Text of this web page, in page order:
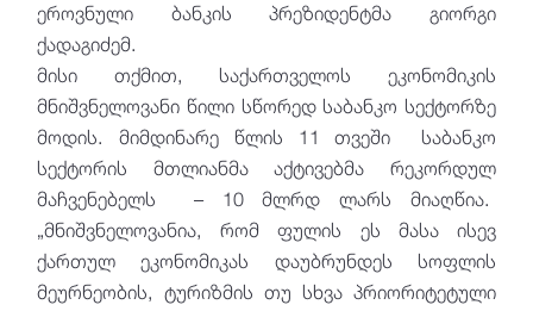
ეროვნული ბანკის პრეზიდენტმა გიორგი
ქადაგიძემ.
მისი თქმით, საქართველოს ეკონომიკის
მნიშვნელოვანი წილი სწორედ საბანკო სექტორზე
მოდის. მიმდინარე წლის 11 თვეში საბანკო
სექტორის მთლიანმა აქტივებმა რეკორდულ
მაჩვენებელს – 10 მლრდ ლარს მიაღწია.
„მნიშვნელოვანია, რომ ფულის ეს მასა ისევ
ქართულ ეკონომიკას დაუბრუნდეს სოფლის
მეურნეობის, ტურიზმის თუ სხვა პრიორიტეტული